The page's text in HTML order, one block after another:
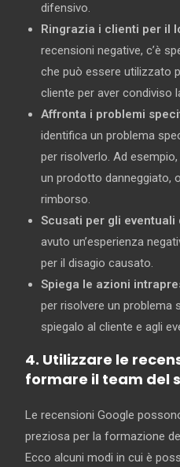
difensivo.
Ringrazia i clienti per il
recensioni negative, c’è
che può essere utilizzato
cliente per aver condiviso
Affronta i problemi
identifica un problema
per risolverlo. Ad
un prodotto danneggiato,
rimborso.
Scusati per gli eventuali
avuto un’esperienza
per il disagio causato.
Spiega le azioni
per risolvere un problema
spiegalo al cliente e agli
4. Utilizzare le
formare il team del
Le recensioni Google
preziosa per la formazione
Ecco alcuni modi in cui è